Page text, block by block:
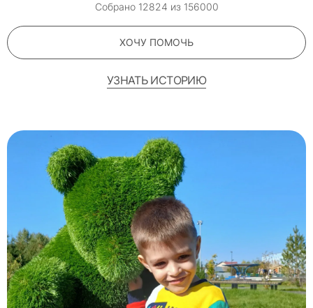
Собрано 12824 из 156000
ХОЧУ ПОМОЧЬ
УЗНАТЬ ИСТОРИЮ